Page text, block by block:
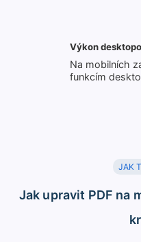
Výkon
Na mobilních
funkcím
JAK
Jak upravit PDF na